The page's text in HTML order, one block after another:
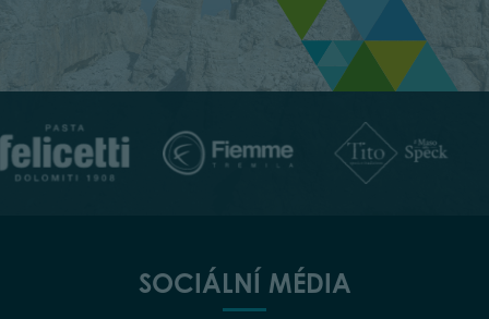
SOCIÁLNÍ MÉDIA